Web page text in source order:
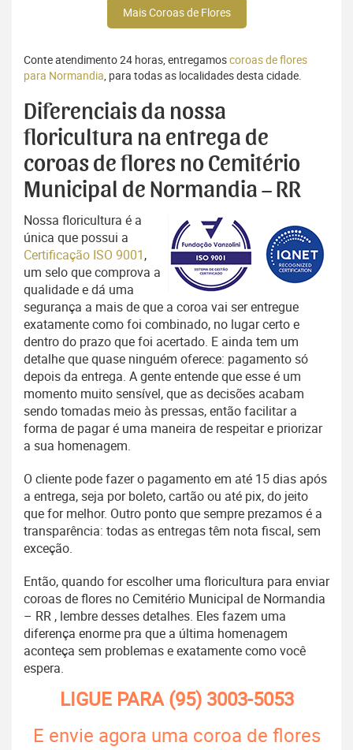
Mais Coroas de Flores
Conte atendimento 24 horas, entregamoscoroas de flores
para Normandia, para todas as localidades desta cidade.
Diferenciais da nossa
floricultura na entrega de
coroas de flores no Cemitério
Municipal de Normandia – RR
Nossa floricultura é a
única que possui a
Certificação ISO 9001,
um selo que comprova a
qualidade e dá uma
segurança a mais de que a coroa vai ser entregue
exatamente como foi combinado, no lugar certo e
dentro do prazo que foi acertado. E ainda tem um
detalhe que quase ninguém oferece: pagamento só
depois da entrega. A gente entende que esse é um
momento muito sensível, que as decisões acabam
sendo tomadas meio às pressas, então facilitar a
forma de pagar é uma maneira de respeitar e priorizar
a sua homenagem.
O cliente pode fazer o pagamento em até 15 dias após
a entrega, seja por boleto, cartão ou até pix, do jeito
que for melhor. Outro ponto que sempre prezamos é a
transparência: todas as entregas têm nota fiscal, sem
exceção.
Então, quando for escolher uma floricultura para enviar
coroas de flores no Cemitério Municipal de Normandia
– RR , lembre desses detalhes. Eles fazem uma
diferença enorme pra que a última homenagem
aconteça sem problemas e exatamente como você
espera.
LIGUE PARA(95) 3003-5053
E envie agora uma coroa de flores